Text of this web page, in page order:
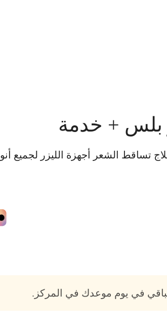
بلس + خدمة
تساقط الشعر أجهزة الليزر لجميع
في يوم موعدك في المركز.